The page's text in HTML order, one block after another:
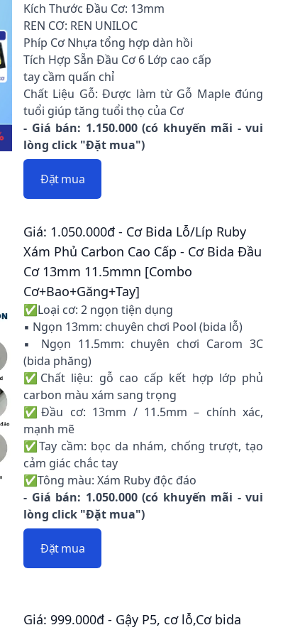
Kích Thước Đầu Cơ: 13mm
REN CƠ: REN UNILOC
Phíp Cơ Nhựa tổng hợp dàn hồi
Tích Hợp Sẵn Đầu Cơ 6 Lớp cao cấp
tay cầm quấn chỉ
Chất Liệu Gỗ: Được làm từ Gỗ Maple đúng
tuổi giúp tăng tuổi thọ của Cơ
- Giá bán: 1.150.000 (có khuyến mãi - vui
lòng click "Đặt mua")
Đặt mua
Giá: 1.050.000đ - Cơ Bida Lỗ/Líp Ruby
Xám Phủ Carbon Cao Cấp - Cơ Bida Đầu
Cơ 13mm 11.5mmn [Combo
Cơ+Bao+Găng+Tay]
✅Loại cơ: 2 ngọn tiện dụng
▪️ Ngọn 13mm: chuyên chơi Pool (bida lỗ)
▪️ Ngọn 11.5mm: chuyên chơi Carom 3C
(bida phăng)
✅Chất liệu: gỗ cao cấp kết hợp lớp phủ
carbon màu xám sang trọng
✅Đầu cơ: 13mm / 11.5mm – chính xác,
mạnh mẽ
✅Tay cầm: bọc da nhám, chống trượt, tạo
cảm giác chắc tay
✅Tông màu: Xám Ruby độc đáo
- Giá bán: 1.050.000 (có khuyến mãi - vui
lòng click "Đặt mua")
Đặt mua
Giá: 999.000đ - Gậy P5, cơ lỗ,Cơ bida